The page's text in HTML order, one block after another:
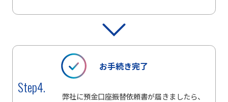
Step4.
お手続き完了
弊社に預金口座振替依頼書が届きましたら、